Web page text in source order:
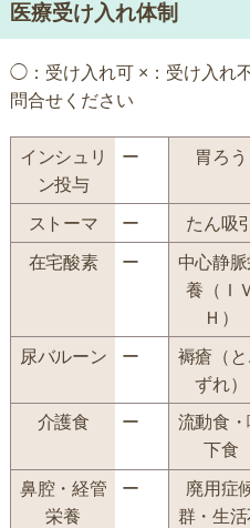
医療受け入れ体制
◯：受け入れ可 ×：受け入れ
問合せください
インシュリ
ン投与
ー 胃ろう
ストーマ ー たん吸引
在宅酸素 ー
中心静脈
養（Ｉ
Ｈ）
尿バルーン ー
褥瘡（と
ずれ）
介護食 ー
流動食
下食
鼻腔・経管
栄養
ー
廃用症
群・生活